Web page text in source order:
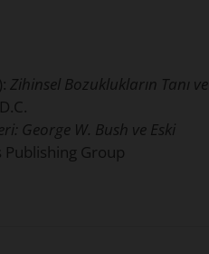
Zihinsel Bozuklukların Tanı ve
George W. Bush ve Eski
Publishing Group